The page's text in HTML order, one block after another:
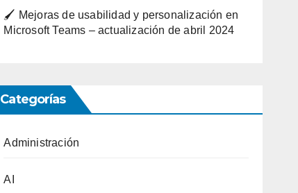
🖌️ Mejoras de usabilidad y personalización en
Microsoft Teams – actualización de abril 2024
Categorías
Administración
AI